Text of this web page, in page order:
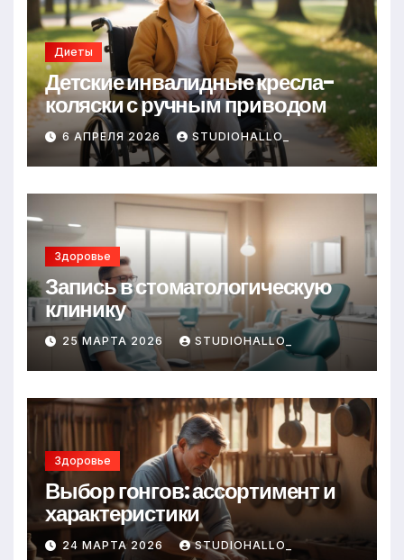
Диеты
Детские инвалидные кресла-
коляски с ручным приводом
6 АПРЕЛЯ 2026 STUDIOHALLO_
Здоровье
Запись в стоматологическую
клинику
25 МАРТА 2026 STUDIOHALLO_
Здоровье
Выбор гонгов: ассортимент и
характеристики
24 МАРТА 2026 STUDIOHALLO_